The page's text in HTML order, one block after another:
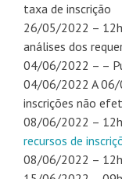
taxa de inscrição
26/05/2022 –
análises dos
04/06/2022 – –
04/06/2022 A 06/
inscrições não
08/06/2022 –
recursos de
08/06/2022 –